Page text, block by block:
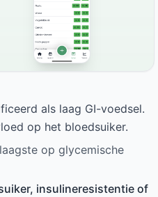
als laag GI-voedsel.
op het bloedsuiker.
op glycemische
insulineresistentie of